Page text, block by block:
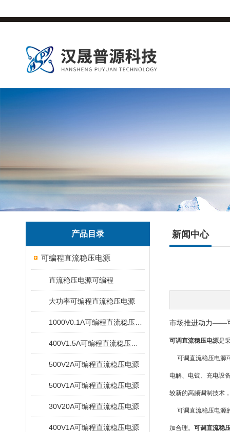
产品目录
可编程直流稳压电源
直流稳压电源可编程
大功率可编程直流稳压电源
500V2A可编程直流稳压电源
500V1A可编程直流稳压电源
30V20A可编程直流稳压电源
400V1A可编程直流稳压电源
新闻中心
市场推进动力——
可调直流稳压电源是
可调直流稳压电源
电解、电镀、充电设
较新的高频调制技术
可调直流稳压电源
加合理。 可调直流稳